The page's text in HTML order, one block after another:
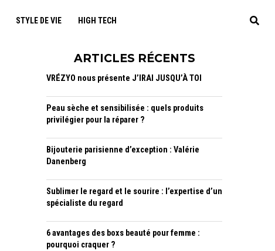
STYLE DE VIE HIGH TECH
ARTICLES RÉCENTS
VRÉZYO nous présente J’IRAI JUSQU’À TOI
Peau sèche et sensibilisée : quels produits
privilégier pour la réparer ?
Bijouterie parisienne d’exception : Valérie
Danenberg
Sublimer le regard et le sourire : l’expertise d’un
spécialiste du regard
6 avantages des boxs beauté pour femme :
pourquoi craquer ?